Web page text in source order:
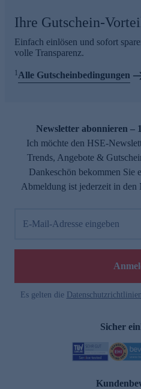
Ihre Gutschein-
Einfach einlösen und sofort
volle Transparenz.
1Alle Gutscheinbedingungen
Newsletter abonnieren –
Ich möchte den HSE-
Trends, Angebote &
Dankeschön bekommen Sie
Abmeldung ist jederzeit in
E-Mail-Adresse eingeben
Es gelten die Datenschutzrichtlinien
Sicher